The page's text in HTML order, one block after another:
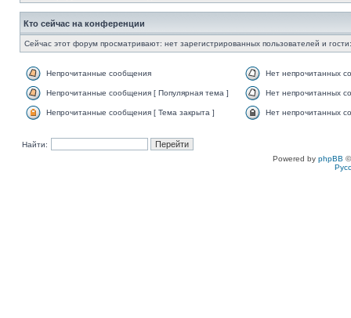
Кто сейчас на конференции
Сейчас этот форум просматривают: нет зарегистрированных пользователей и
Непрочитанные сообщения Нет непрочитанных
Непрочитанные сообщения [ Популярная тема ] Нет непрочитанных
Непрочитанные сообщения [ Тема закрыта ] Нет непрочитанных
Найти:
Powered by phpBB